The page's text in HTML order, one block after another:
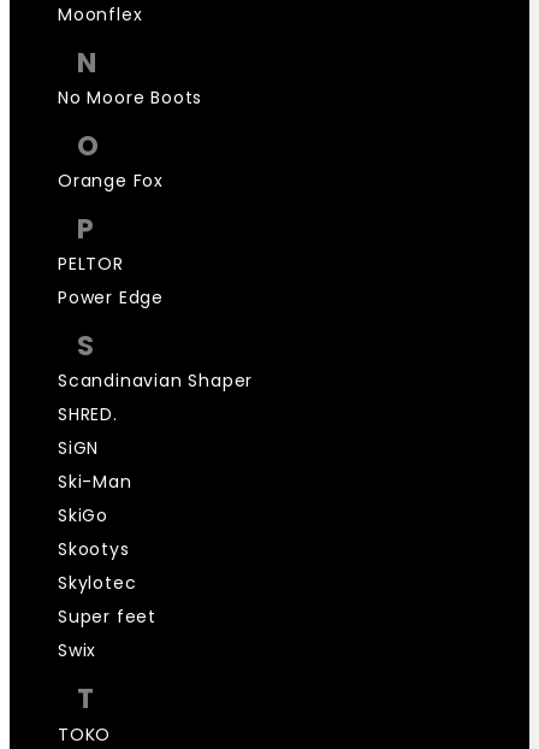
Moonflex
N
No Moore Boots
O
Orange Fox
P
PELTOR
Power Edge
S
Scandinavian Shaper
SHRED.
SiGN
Ski-Man
SkiGo
Skootys
Skylotec
Super feet
Swix
T
TOKO